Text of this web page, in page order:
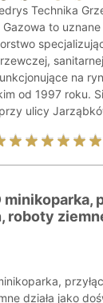
Technika
Gazowa to uznane
na
od 1997 roku.
ulicy
minikoparka,
roboty
działa jako